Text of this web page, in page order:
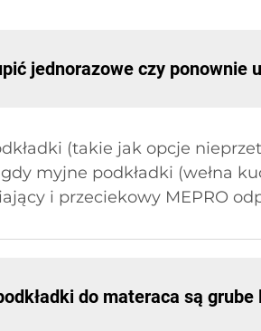
jednorazowe czy ponownie
(takie jak opcje
myjne podkładki (wełna
i przeciekowy MEPRO
do materaca są grube